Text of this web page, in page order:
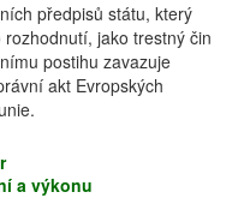
předpisů státu, který
jako trestný čin
postihu zavazuje
akt Evropských
a výkonu